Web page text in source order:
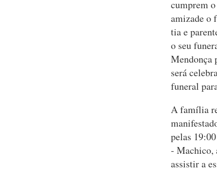
cumprem
amizade o
tia e
o seu
Mendonça
será
funeral
A família
pelas
- Machico,
assistir a